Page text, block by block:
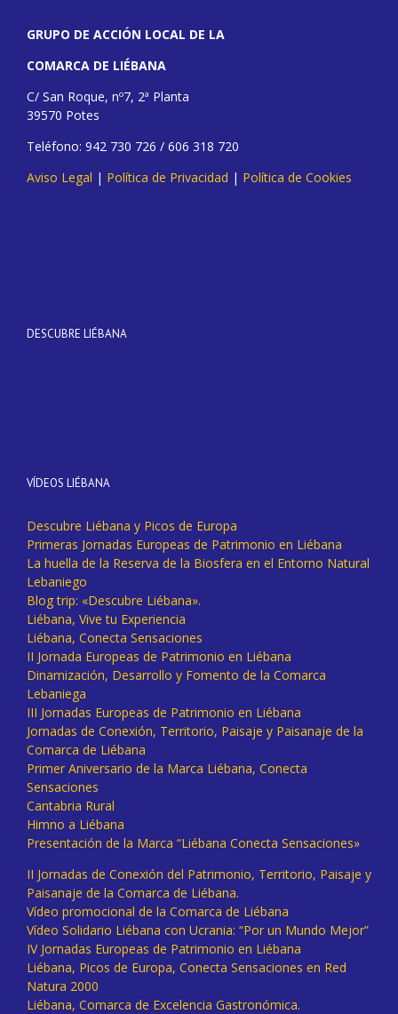
GRUPO DE ACCIÓN LOCAL DE LA
COMARCA DE LIÉBANA
C/ San Roque, nº7, 2ª Planta
39570 Potes
Teléfono: 942 730 726 / 606 318 720
Aviso Legal | Política de Privacidad | Política de Cookies
DESCUBRE LIÉBANA
VÍDEOS LIÉBANA
Descubre Liébana y Picos de Europa
Primeras Jornadas Europeas de Patrimonio en Liébana
La huella de la Reserva de la Biosfera en el Entorno Natural
Lebaniego
Blog trip: «Descubre Liébana».
Liébana, Vive tu Experiencia
Liébana, Conecta Sensaciones
II Jornada Europeas de Patrimonio en Liébana
Dinamización, Desarrollo y Fomento de la Comarca
Lebaniega
III Jornadas Europeas de Patrimonio en Liébana
Jornadas de Conexión, Territorio, Paisaje y Paisanaje de la
Comarca de Liébana
Primer Aniversario de la Marca Liébana, Conecta
Sensaciones
Cantabria Rural
Himno a Liébana
Presentación de la Marca “Liébana Conecta Sensaciones»
II Jornadas de Conexión del Patrimonio, Territorio, Paisaje y
Paisanaje de la Comarca de Liébana.
Vídeo promocional de la Comarca de Liébana
Vídeo Solidario Liébana con Ucrania: “Por un Mundo Mejor”
IV Jornadas Europeas de Patrimonio en Liébana
Liébana, Picos de Europa, Conecta Sensaciones en Red
Natura 2000
Liébana, Comarca de Excelencia Gastronómica.